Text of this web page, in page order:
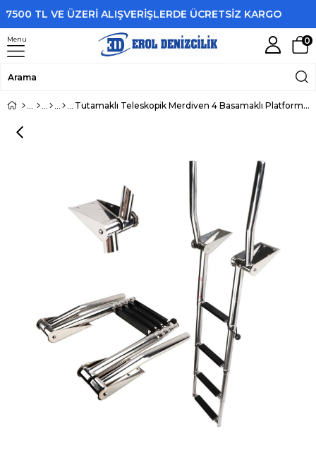
TL VE ÜZERİ ALIŞVERİŞLERDE ÜCRETSİZ KARGO
Menu 0
Tutamaklı Teleskopik Merdiven 4 Basamaklı Platform Üstü 254x1169 mm